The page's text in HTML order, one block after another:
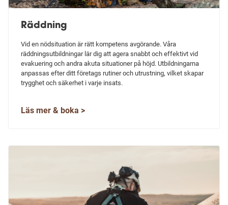
Räddning
Vid en nödsituation är rätt kompetens avgörande. Våra
räddningsutbildningar lär dig att agera snabbt och effektivt vid
evakuering och andra akuta situationer på höjd. Utbildningarna
anpassas efter ditt företags rutiner och utrustning, vilket skapar
trygghet och säkerhet i varje insats.
Läs mer & boka >